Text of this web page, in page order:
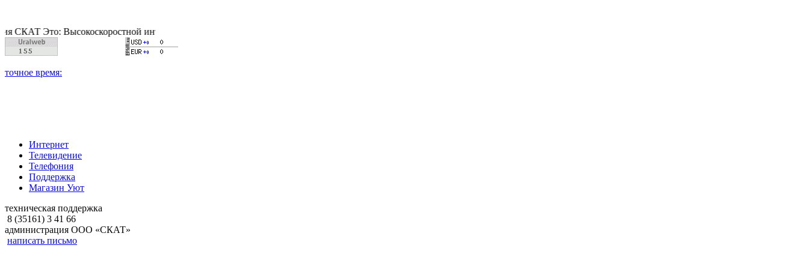
Это: Высокоскоростной интернет, качественное цифровое и кабельное телевиденье, надежное и быстрое продвижение вашей рекламы!
Интернет
Телевидение
Телефония
Поддержка
Магазин Уют
техническая поддержка
8 (35161) 3 41 66
администрация ООО «СКАТ»
написать письмо